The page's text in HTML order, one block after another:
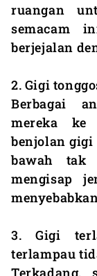
ruangan
semacam
berjejalan
2. Gigi
Berbagai
mereka ke
benjolan gigi
bawah tak
mengisap
3. Gigi
terlampau
Terkadang,